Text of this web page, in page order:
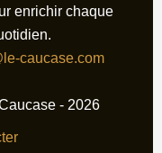
enrichir chaque
caucase.com
- 2026